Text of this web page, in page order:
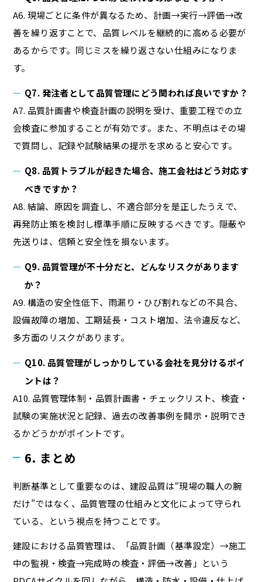
A6. 現場ごとに条件が異なるため、計画→実行→評価→改
善を繰り返すことで、品質レベルを継続的に高める必要が
あるからです。同じミスを繰り返さない仕組みになりま
す。
Q7. 発注者として品質管理にどう関われば良いですか？
A7. 品質計画書や検査計画の説明を受け、重要工程での立
会検査に参加することが有効です。また、不明点はその場
で質問し、記録や試験結果の提示を求めると安心です。
Q8. 品質トラブルが起きた場合、施工会社はどう対応す
べきですか？
A8. 結論、原因を調査し、不適合部分を是正したうえで、
再発防止策を検討し標準手順に反映するべきです。隠蔽や
先送りは、信頼と安全性を損ないます。
Q9. 品質管理が不十分だと、どんなリスクがあります
か？
A9. 構造の安全性低下、雨漏り・ひび割れなどの不具合、
設備故障の増加、工期延長・コスト増加、法令違反など、
多方面のリスクがあります。
Q10. 品質管理がしっかりしている会社を見分けるポイ
ントは？
A10. 品質管理体制・品質計画書・チェックリスト、検査・
試験の実施状況と記録、過去の改善事例を開示・説明でき
るかどうかがポイントです。
6. まとめ
判断基準として重要なのは、建設品質は“現場の職人の腕
だけ”ではなく、品質管理の仕組みと文化によって守られ
ている、という視点を持つことです。
建設における品質管理は、「品質計画（基準設定）→施工
中の監視・検査→完成時の検査・評価→改善」という